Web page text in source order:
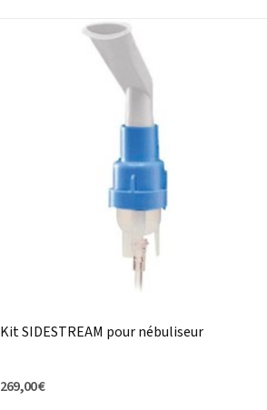
Kit SIDESTREAM pour nébuliseur
269,00 €